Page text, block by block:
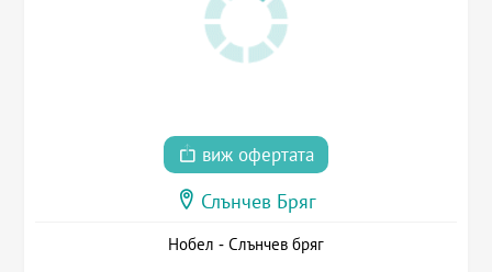
виж офертата
Слънчев Бряг
Нобел - Слънчев бряг